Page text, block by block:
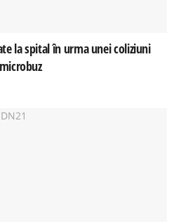
la spital în urma unei coliziuni